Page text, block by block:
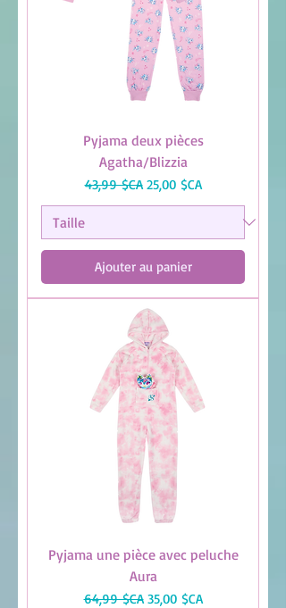
Pyjama deux pièces
Agatha/Blizzia
Prix original
43,99 $CA Prix promotionnel
25,00 $CA
Ajouter au panier
Pyjama une pièce avec peluche
Aura
Prix original
64,99 $CA Prix promotionnel
35,00 $CA